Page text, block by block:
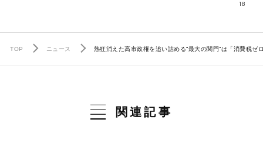
18
TOP ニュース 熱狂消えた高市政権を追い詰める“最大の関門”は「消費税
関連記事